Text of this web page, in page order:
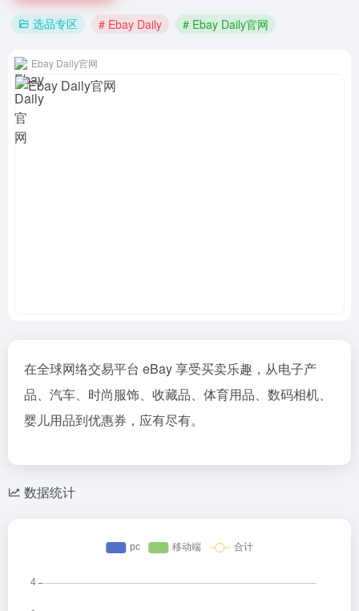
选品专区 # Ebay Daily # Ebay Daily官网
Ebay Daily官网
在全球网络交易平台 eBay 享受买卖乐趣，从电子产
品、汽车、时尚服饰、收藏品、体育用品、数码相机、
婴儿用品到优惠券，应有尽有。
数据统计